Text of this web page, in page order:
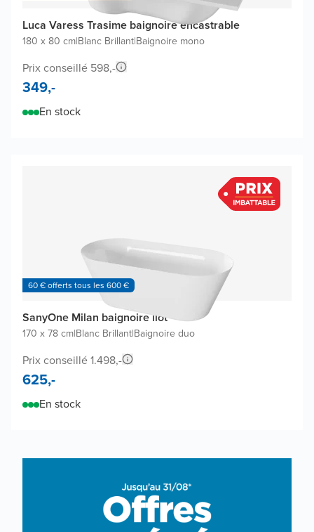
Luca Varess Trasime baignoire encastrable
180 x 80 cm|Blanc Brillant|Baignoire mono
Prix conseillé 598,-
349,-
En stock
60 € offerts tous les 600 €
SanyOne Milan baignoire îlot
170 x 78 cm|Blanc Brillant|Baignoire duo
Prix conseillé 1.498,-
625,-
En stock